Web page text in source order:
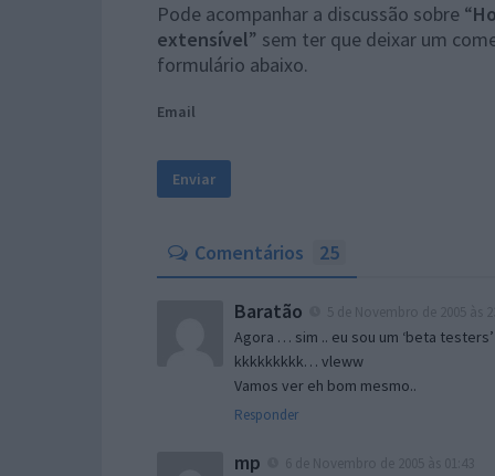
Pode acompanhar a discussão sobre “
extensível” sem ter que deixar um
formulário abaixo.
Email
Comentários 25
Baratão
Agora … sim .. eu sou um ‘beta testers’
kkkkkkkkk… vleww
Vamos ver eh bom mesmo..
Responder
mp